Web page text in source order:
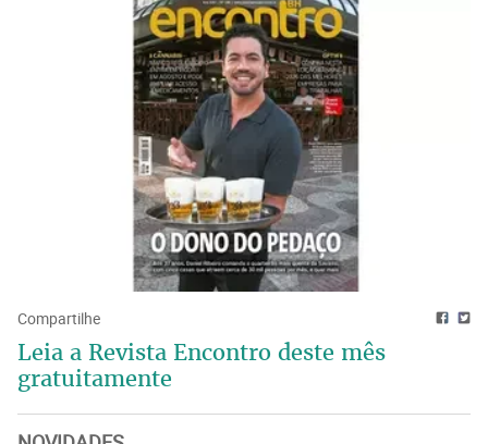
Compartilhe
Leia a Revista Encontro deste mês
gratuitamente